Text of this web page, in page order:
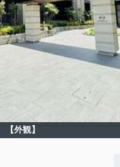
【外観】